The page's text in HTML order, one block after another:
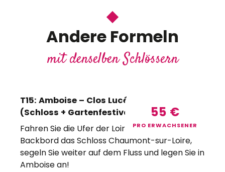
Andere Formeln
mit denselben Schlössern
55 €
PRO ERWACHSENER
T15: Amboise – Clos Lucé – Chaumont
(Schloss + Gartenfestival) 2026 – DE
Fahren Sie die Ufer der Loire hinunter, an
Backbord das Schloss Chaumont-sur-Loire,
segeln Sie weiter auf dem Fluss und legen Sie in
Amboise an!